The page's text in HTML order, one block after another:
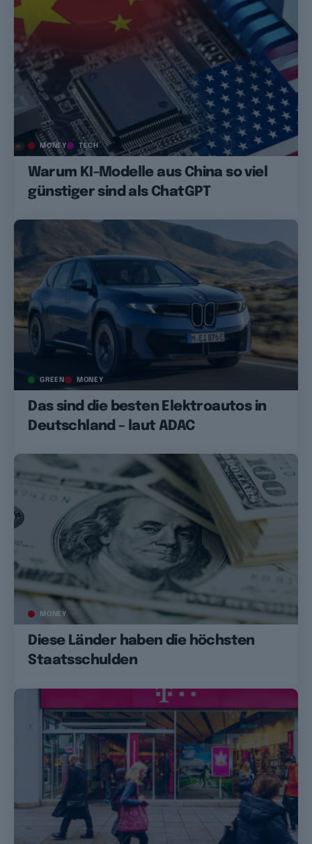
MONEY TECH
Warum KI-Modelle aus China so viel
günstiger sind als ChatGPT
GREEN MONEY
Das sind die besten Elektroautos in
Deutschland – laut ADAC
MONEY
Diese Länder haben die höchsten
Staatsschulden